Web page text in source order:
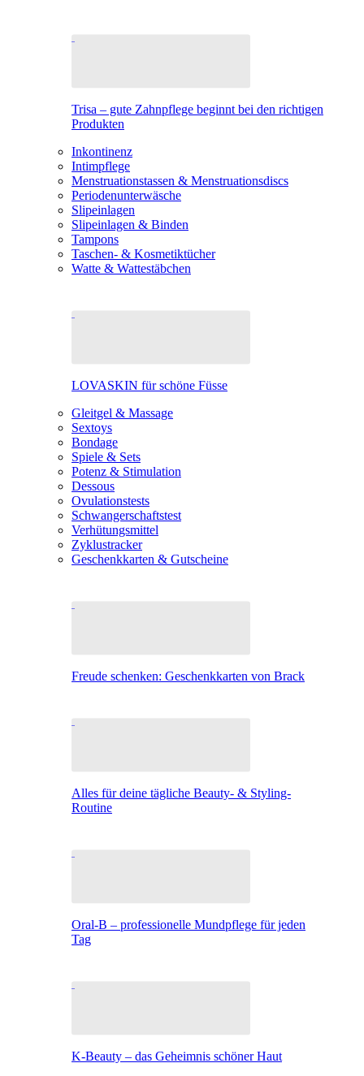
Trisa – gute Zahnpflege beginnt bei den richtigen
Produkten
Inkontinenz
Intimpflege
Menstruationstassen & Menstruationsdiscs
Periodenunterwäsche
Slipeinlagen
Slipeinlagen & Binden
Tampons
Taschen- & Kosmetiktücher
Watte & Wattestäbchen
LOVASKIN für schöne Füsse
Gleitgel & Massage
Sextoys
Bondage
Spiele & Sets
Potenz & Stimulation
Dessous
Ovulationstests
Schwangerschaftstest
Verhütungsmittel
Zyklustracker
Geschenkkarten & Gutscheine
Freude schenken: Geschenkkarten von Brack
Alles für deine tägliche Beauty- & Styling-
Routine
Oral-B – professionelle Mundpflege für jeden
Tag
K-Beauty – das Geheimnis schöner Haut